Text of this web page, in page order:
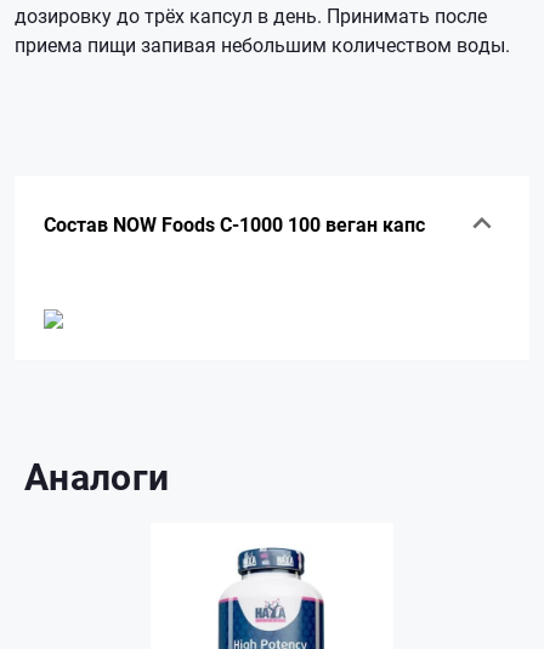
дозировку до трёх капсул в день. Принимать после
приема пищи запивая небольшим количеством воды.
Состав NOW Foods C-1000 100 веган капс
Аналоги